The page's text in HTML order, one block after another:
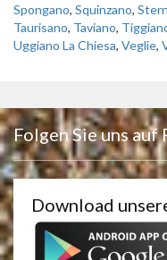
Spongano, Squinzano,
Taurisano, Taviano,
Uggiano La Chiesa, Veglie,
Folgen Sie uns auf
Download